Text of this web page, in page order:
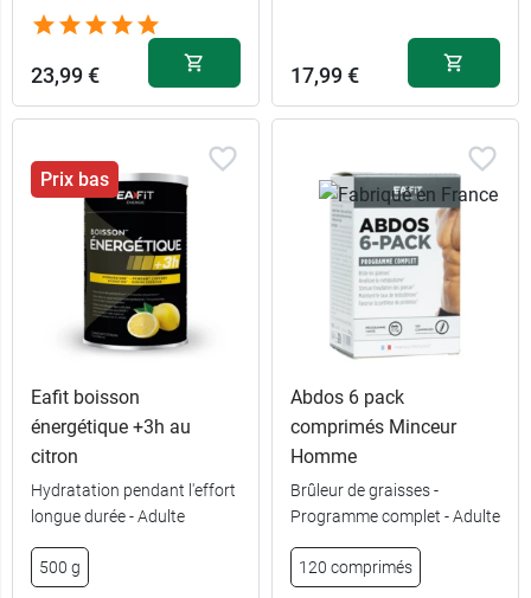
23,99 € 17,99 €
Prix bas
Eafit boisson
énergétique +3h au
citron
Hydratation pendant l'effort
longue durée - Adulte
500 g
Abdos 6 pack
comprimés Minceur
Homme
Brûleur de graisses -
Programme complet - Adulte
120 comprimés